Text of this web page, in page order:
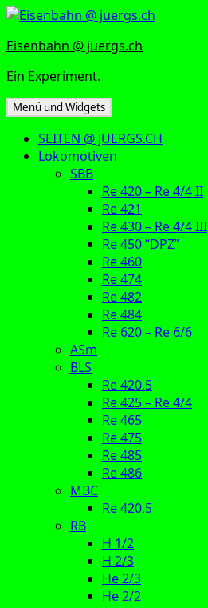
Zum
springen
Eisenbahn @ juergs.ch
Ein Experiment.
Menü und Widgets
SEITEN @ JUERGS.CH
Lokomotiven
SBB
Re 420 – Re 4/4 II
Re 421
Re 430 – Re 4/4 III
Re 450 “DPZ”
Re 460
Re 474
Re 482
Re 484
Re 620 – Re 6/6
ASm
BLS
Re 420.5
Re 425 – Re 4/4
Re 465
Re 475
Re 485
Re 486
MBC
Re 420.5
RB
H 1/2
H 2/3
He 2/3
He 2/2